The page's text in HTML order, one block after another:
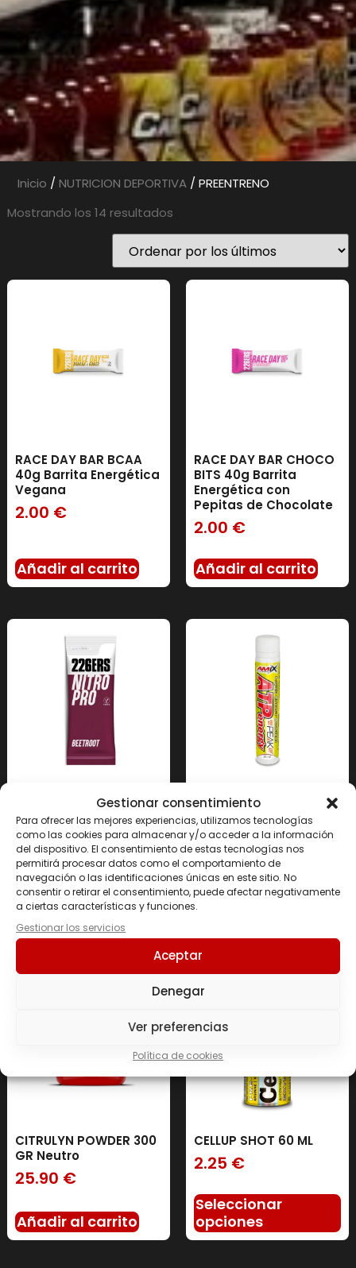
Gestionar consentimiento
Para ofrecer las mejores experiencias, utilizamos tecnologías
como las cookies para almacenar y/o acceder a la información
del dispositivo. El consentimiento de estas tecnologías nos
permitirá procesar datos como el comportamiento de
navegación o las identificaciones únicas en este sitio. No
consentir o retirar el consentimiento, puede afectar negativamente
a ciertas características y funciones.
Gestionar los servicios
Aceptar
Denegar
Ver preferencias
Política de cookies
Inicio / NUTRICION DEPORTIVA/ PREENTRENO
Mostrando los 14 resultados
RACE DAY BAR BCAA
40g Barrita Energética
Vegana
2.00 €
Añadir al carrito
RACE DAY BAR CHOCO
BITS 40g Barrita
Energética con
Pepitas de Chocolate
2.00 €
Añadir al carrito
NITRO PRO BEETROOT
– 400mg de nitratos
naturales
2.85€-55.00€
Seleccionar
opciones
ATP ENERGY LIQUID 25
ML
3.20€
Seleccionar
opciones
CITRULYN POWDER 300
GR Neutro
25.90 €
Añadir al carrito
CELLUP SHOT 60 ML
2.25 €
Seleccionar
opciones